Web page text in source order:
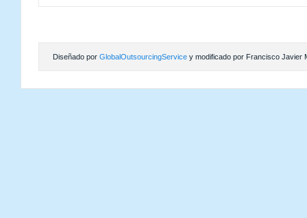
Diseñado por GlobalOutsourcingService y modificado por Francisco Javier